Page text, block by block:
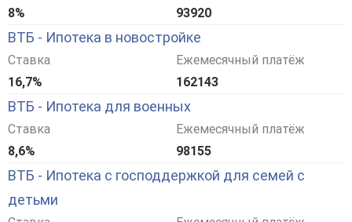
8%
93920
ВТБ - Ипотека в новостройке
Ставка
16,7%
Ежемесячный платёж
162143
ВТБ - Ипотека для военных
Ставка
8,6%
Ежемесячный платёж
98155
ВТБ - Ипотека с господдержкой для семей с
детьми